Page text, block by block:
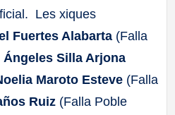
Les xiques
Fuertes Alabarta (Falla
Ángeles Silla Arjona
Maroto Esteve (Falla
Ruiz (Falla Poble